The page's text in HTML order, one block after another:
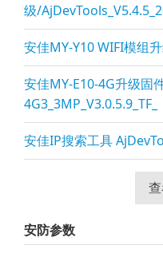
级/
安佳MY-Y10 WIFI模组
安佳MY-E10-4G升级固
4G3_3MP_V3.0.5.9_TF_
安佳IP搜索工具
安防参数